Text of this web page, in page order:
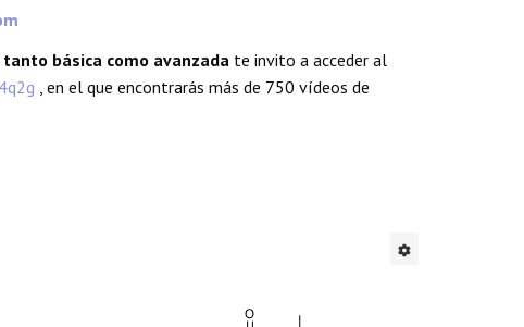
básica como avanzada te invito a acceder al
, en el que encontrarás más de 750 vídeos de